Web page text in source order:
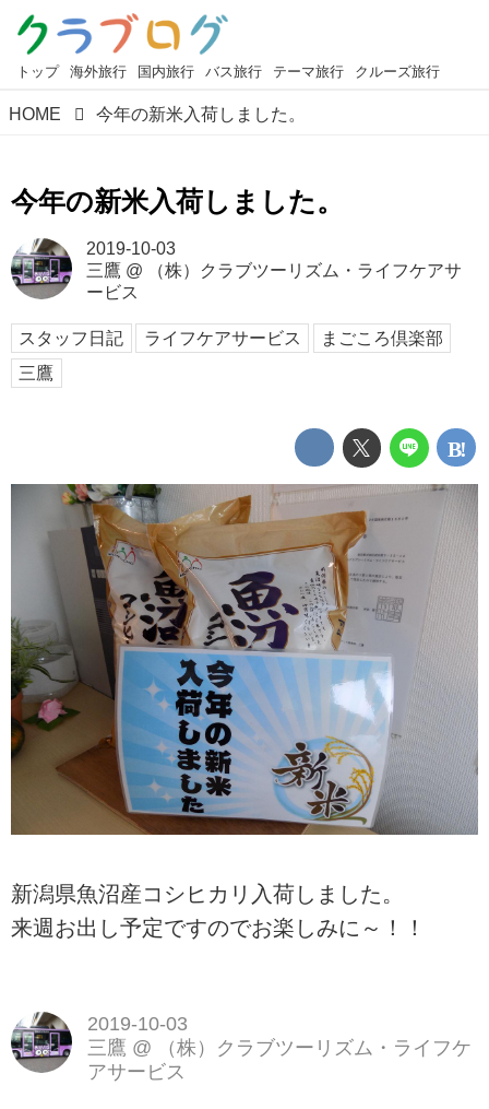
トップ 海外旅行 国内旅行 バス旅行 テーマ旅行 クルーズ旅行
HOME 今年の新米入荷しました。
今年の新米入荷しました。
2019-10-03
三鷹 @
（株）クラブツーリズム・ライフケアサ
ービス
スタッフ日記 ライフケアサービス
まごころ倶楽部
三鷹
新潟県魚沼産コシヒカリ入荷しました。
来週お出し予定ですのでお楽しみに～！！
2019-10-03
三鷹 @
（株）クラブツーリズム・ライフケ
アサービス